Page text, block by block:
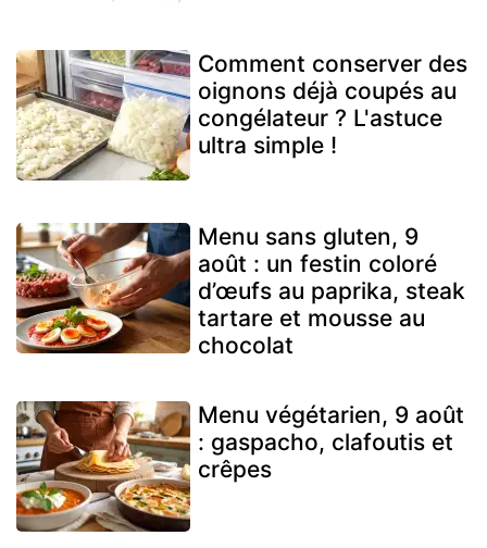
Comment conserver des
oignons déjà coupés au
congélateur ? L'astuce
ultra simple !
Menu sans gluten, 9
août : un festin coloré
d’œufs au paprika, steak
tartare et mousse au
chocolat
Menu végétarien, 9 août
: gaspacho, clafoutis et
crêpes